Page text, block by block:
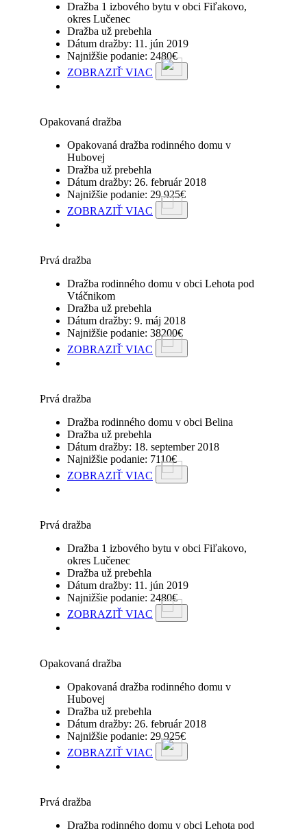
Dražba 1 izbového bytu v obci Fiľakovo,
okres Lučenec
Dražba už prebehla
Dátum dražby: 11. jún 2019
Najnižšie podanie: 2480€
ZOBRAZIŤ VIAC
Opakovaná dražba
Opakovaná dražba rodinného domu v
Hubovej
Dražba už prebehla
Dátum dražby: 26. február 2018
Najnižšie podanie: 29 925€
ZOBRAZIŤ VIAC
Prvá dražba
Dražba rodinného domu v obci Lehota pod
Vtáčnikom
Dražba už prebehla
Dátum dražby: 9. máj 2018
Najnižšie podanie: 38200€
ZOBRAZIŤ VIAC
Prvá dražba
Dražba rodinného domu v obci Belina
Dražba už prebehla
Dátum dražby: 18. september 2018
Najnižšie podanie: 7110€
ZOBRAZIŤ VIAC
Prvá dražba
Dražba 1 izbového bytu v obci Fiľakovo,
okres Lučenec
Dražba už prebehla
Dátum dražby: 11. jún 2019
Najnižšie podanie: 2480€
ZOBRAZIŤ VIAC
Opakovaná dražba
Opakovaná dražba rodinného domu v
Hubovej
Dražba už prebehla
Dátum dražby: 26. február 2018
Najnižšie podanie: 29 925€
ZOBRAZIŤ VIAC
Prvá dražba
Dražba rodinného domu v obci Lehota pod